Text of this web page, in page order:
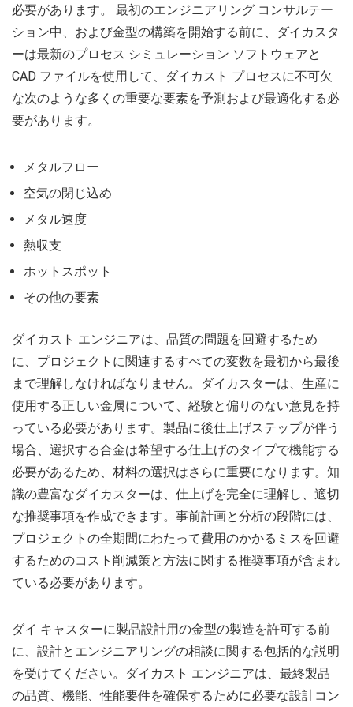
必要があります。 最初のエンジニアリング コンサルテー
ション中、および金型の構築を開始する前に、ダイカスタ
ーは最新のプロセス シミュレーション ソフトウェアと
CAD ファイルを使用して、ダイカスト プロセスに不可欠
な次のような多くの重要な要素を予測および最適化する必
要があります。
メタルフロー
空気の閉じ込め
メタル速度
熱収支
ホットスポット
その他の要素
ダイカスト エンジニアは、品質の問題を回避するため
に、プロジェクトに関連するすべての変数を最初から最後
まで理解しなければなりません。ダイカスターは、生産に
使用する正しい金属について、経験と偏りのない意見を持
っている必要があります。製品に後仕上げステップが伴う
場合、選択する合金は希望する仕上げのタイプで機能する
必要があるため、材料の選択はさらに重要になります。知
識の豊富なダイカスターは、仕上げを完全に理解し、適切
な推奨事項を作成できます。事前計画と分析の段階には、
プロジェクトの全期間にわたって費用のかかるミスを回避
するためのコスト削減策と方法に関する推奨事項が含まれ
ている必要があります。
ダイ キャスターに製品設計用の金型の製造を許可する前
に、設計とエンジニアリングの相談に関する包括的な説明
を受けてください。ダイカスト エンジニアは、最終製品
の品質、機能、性能要件を確保するために必要な設計コン